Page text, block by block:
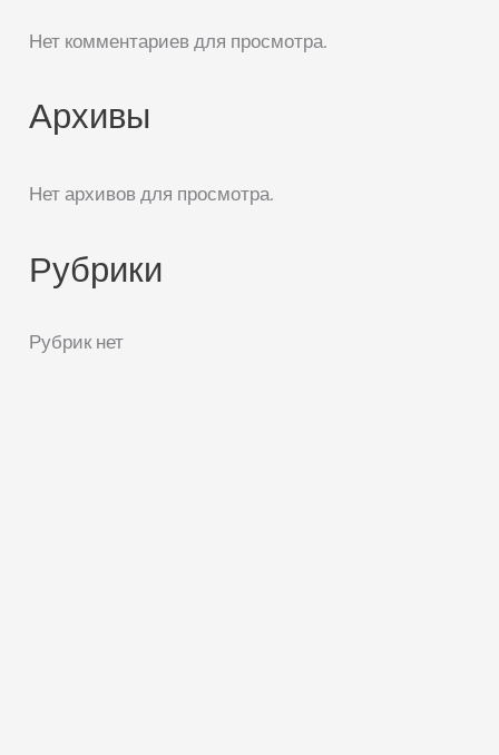
Нет комментариев для просмотра.
Архивы
Нет архивов для просмотра.
Рубрики
Рубрик нет